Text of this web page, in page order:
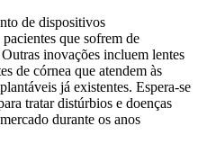
de dispositivos
que sofrem de
inovações incluem lentes
de córnea que atendem às
​​já existentes. Espera-se
tratar distúrbios e doenças
durante os anos